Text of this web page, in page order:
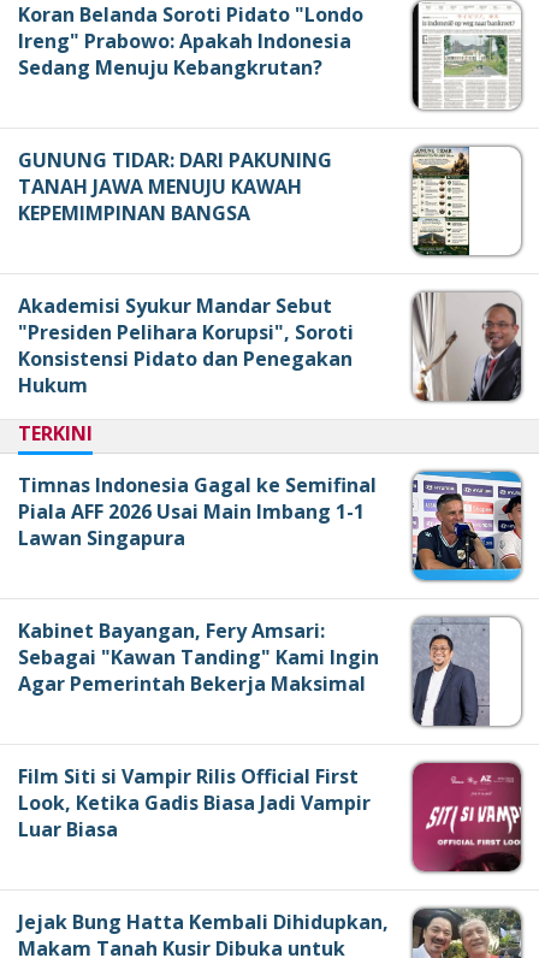
Koran Belanda Soroti Pidato "Londo
Ireng" Prabowo: Apakah Indonesia
Sedang Menuju Kebangkrutan?
GUNUNG TIDAR: DARI PAKUNING
TANAH JAWA MENUJU KAWAH
KEPEMIMPINAN BANGSA
Akademisi Syukur Mandar Sebut
"Presiden Pelihara Korupsi", Soroti
Konsistensi Pidato dan Penegakan
Hukum
TERKINI
Timnas Indonesia Gagal ke Semifinal
Piala AFF 2026 Usai Main Imbang 1-1
Lawan Singapura
Kabinet Bayangan, Fery Amsari:
Sebagai "Kawan Tanding" Kami Ingin
Agar Pemerintah Bekerja Maksimal
Film Siti si Vampir Rilis Official First
Look, Ketika Gadis Biasa Jadi Vampir
Luar Biasa
Jejak Bung Hatta Kembali Dihidupkan,
Makam Tanah Kusir Dibuka untuk